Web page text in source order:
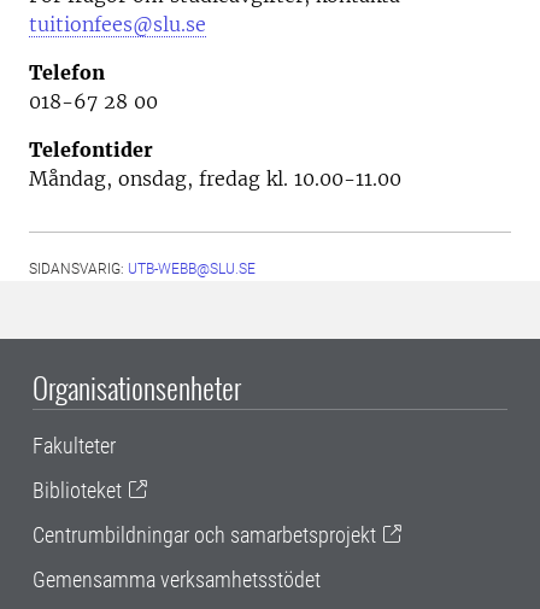
tuitionfees@slu.se
Telefon
018-67 28 00
Telefontider
Måndag, onsdag, fredag kl. 10.00-11.00
SIDANSVARIG: UTB-WEBB@SLU.SE
Organisationsenheter
Fakulteter
Biblioteket
Centrumbildningar och samarbetsprojekt
Gemensamma verksamhetsstödet